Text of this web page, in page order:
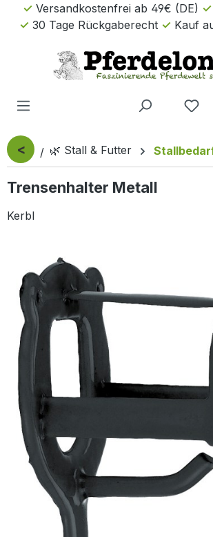
Zum Hauptinhalt springen
Versandkostenfrei ab 49€ (DE)
30 Tage Rückgaberecht
Kauf
< 🌿 Stall & Futter
Trensenhalter Metall
Kerbl
Bildergalerie überspringen